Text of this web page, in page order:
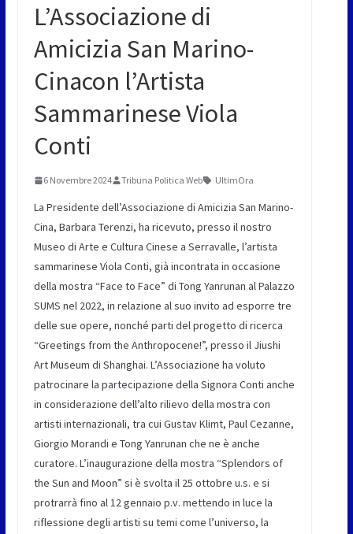
L’Associazione di
Amicizia San Marino-
Cinacon l’Artista
Sammarinese Viola
Conti
6 Novembre 2024 Tribuna Politica Web UltimOra
La Presidente dell’Associazione di Amicizia San Marino-
Cina, Barbara Terenzi, ha ricevuto, presso il nostro
Museo di Arte e Cultura Cinese a Serravalle, l’artista
sammarinese Viola Conti, già incontrata in occasione
della mostra “Face to Face” di Tong Yanrunan al Palazzo
SUMS nel 2022, in relazione al suo invito ad esporre tre
delle sue opere, nonché parti del progetto di ricerca
“Greetings from the Anthropocene!”, presso il Jiushi
Art Museum di Shanghai. L’Associazione ha voluto
patrocinare la partecipazione della Signora Conti anche
in considerazione dell’alto rilievo della mostra con
artisti internazionali, tra cui Gustav Klimt, Paul Cezanne,
Giorgio Morandi e Tong Yanrunan che ne è anche
curatore. L’inaugurazione della mostra “Splendors of
the Sun and Moon” si è svolta il 25 ottobre u.s. e si
protrarrà fino al 12 gennaio p.v. mettendo in luce la
riflessione degli artisti su temi come l’universo, la